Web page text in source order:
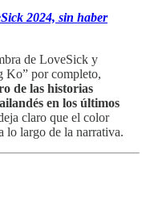
2024, sin haber
de LoveSick y
Ko” por completo,
de las historias
en los últimos
claro que el color
lo largo de la narrativa.